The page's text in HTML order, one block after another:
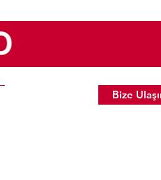
Bize